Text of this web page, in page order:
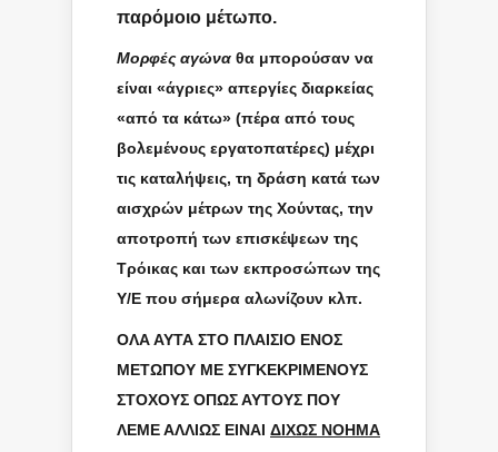
παρόμοιο μέτωπο.
Μορφές αγώνα θα μπορούσαν να
είναι «άγριες» απεργίες διαρκείας
«από τα κάτω» (πέρα από τους
βολεμένους εργατοπατέρες) μέχρι
τις καταλήψεις, τη δράση κατά των
αισχρών μέτρων της Χούντας, την
αποτροπή των επισκέψεων της
Τρόικας και των εκπροσώπων της
Υ/Ε που σήμερα αλωνίζουν κλπ.
ΟΛΑ ΑΥΤΑ ΣΤΟ ΠΛΑΙΣΙΟ ΕΝΟΣ
ΜΕΤΩΠΟΥ ΜΕ ΣΥΓΚΕΚΡΙΜΕΝΟΥΣ
ΣΤΟΧΟΥΣ ΟΠΩΣ ΑΥΤΟΥΣ ΠΟΥ
ΛΕΜΕ ΑΛΛΙΩΣ ΕΙΝΑΙ ΔΙΧΩΣ ΝΟΗΜΑ